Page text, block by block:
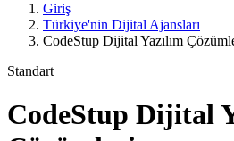
Giriş
Türkiye'nin Dijital Ajansları
CodeStup Dijital Yazılım
Standart
CodeStup Dijital